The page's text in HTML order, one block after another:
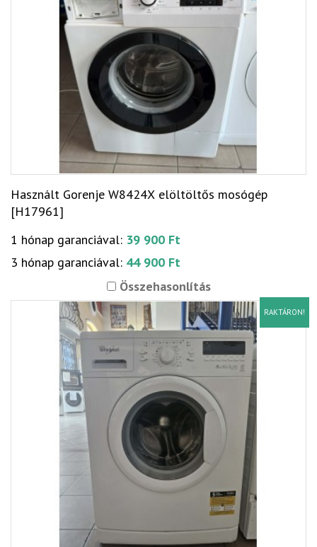
Használt Gorenje W8424X elöltöltős mosógép
[H17961]
1 hónap garanciával: 39 900 Ft
3 hónap garanciával: 44 900 Ft
Összehasonlítás
RAKTÁRON!